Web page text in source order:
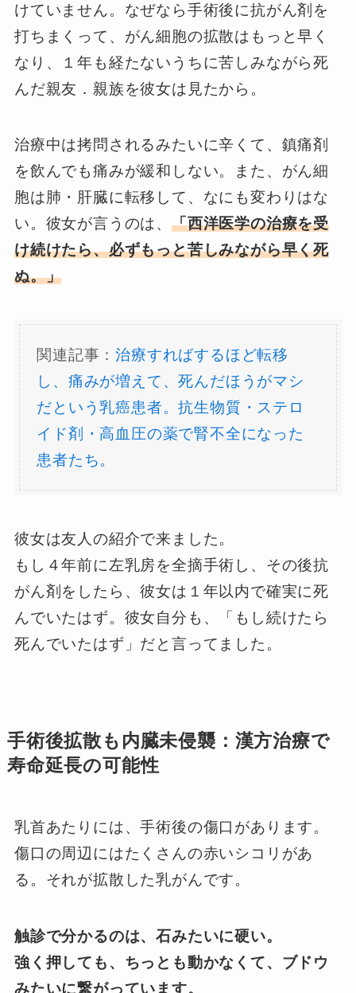
けていません。なぜなら手術後に抗がん剤を
打ちまくって、がん細胞の拡散はもっと早く
なり、１年も経たないうちに苦しみながら死
んだ親友．親族を彼女は見たから。
治療中は拷問されるみたいに辛くて、鎮痛剤
を飲んでも痛みが緩和しない。また、がん細
胞は肺・肝臓に転移して、なにも変わりはな
い。彼女が言うのは、 「西洋医学の治療を受
け続けたら、必ずもっと苦しみながら早く死
ぬ。」
関連記事：治療すればするほど転移
し、痛みが増えて、死んだほうがマシ
だという乳癌患者。抗生物質・ステロ
イド剤・高血圧の薬で腎不全になった
患者たち。
彼女は友人の紹介で来ました。
もし４年前に左乳房を全摘手術し、その後抗
がん剤をしたら、彼女は１年以内で確実に死
んでいたはず。彼女自分も、「もし続けたら
死んでいたはず」だと言ってました。
手術後拡散も内臓未侵襲：漢方治療で
寿命延長の可能性
乳首あたりには、手術後の傷口があります。
傷口の周辺にはたくさんの赤いシコリがあ
る。それが拡散した乳がんです。
触診で分かるのは、石みたいに硬い。
強く押しても、ちっとも動かなくて、 ブドウ
みたいに繋がっています。